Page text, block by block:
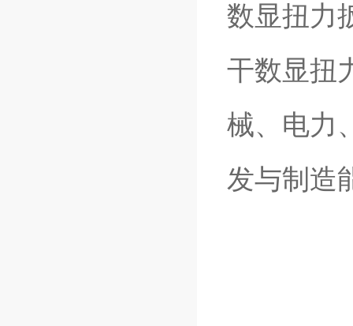
数显扭力
干数显扭
械、电力
发与制造